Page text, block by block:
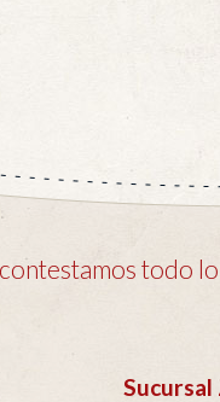
todo lo